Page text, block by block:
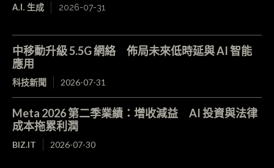
A.I. 生成 2026-07-31
中移動升級 5.5G 網絡 佈局未來低時延與 AI 智能
應用
科技新聞 2026-07-31
Meta 2026 第二季業績：增收減益 AI 投資與法律
成本拖累利潤
BIZ.IT 2026-07-30